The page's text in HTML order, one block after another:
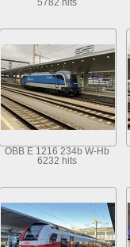
5782 hits
OBB E 1216 234b W-Hb
6232 hits